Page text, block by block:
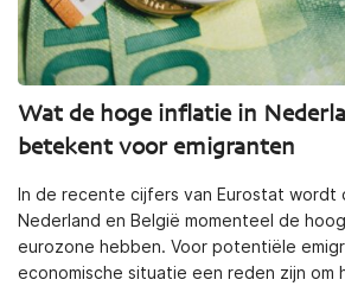
Wat de hoge inflatie in
betekent voor emigranten
In de recente cijfers van Eurostat wordt
Nederland en België momenteel de
eurozone hebben. Voor potentiële
economische situatie een reden zijn om